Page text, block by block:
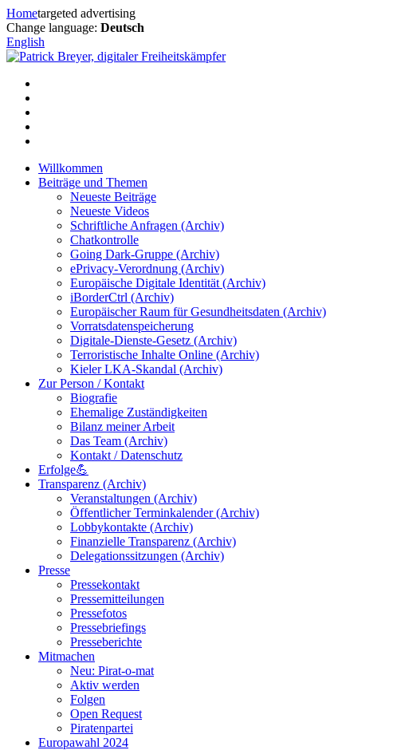
Zum
Inhalt
springen
Hometargeted advertising
Change language: Deutsch
English
Willkommen
Beiträge und Themen
Neueste Beiträge
Neueste Videos
Schriftliche Anfragen (Archiv)
Chatkontrolle
Going Dark-Gruppe (Archiv)
ePrivacy-Verordnung (Archiv)
Europäische Digitale Identität (Archiv)
iBorderCtrl (Archiv)
Europäischer Raum für Gesundheitsdaten (Archiv)
Vorratsdatenspeicherung
Digitale-Dienste-Gesetz (Archiv)
Terroristische Inhalte Online (Archiv)
Kieler LKA-Skandal (Archiv)
Zur Person / Kontakt
Biografie
Ehemalige Zuständigkeiten
Bilanz meiner Arbeit
Das Team (Archiv)
Kontakt / Datenschutz
Erfolge💪
Transparenz (Archiv)
Veranstaltungen (Archiv)
Öffentlicher Terminkalender (Archiv)
Lobbykontakte (Archiv)
Finanzielle Transparenz (Archiv)
Delegationssitzungen (Archiv)
Presse
Pressekontakt
Pressemitteilungen
Pressefotos
Pressebriefings
Presseberichte
Mitmachen
Neu: Pirat-o-mat
Aktiv werden
Folgen
Open Request
Piratenpartei
Europawahl 2024